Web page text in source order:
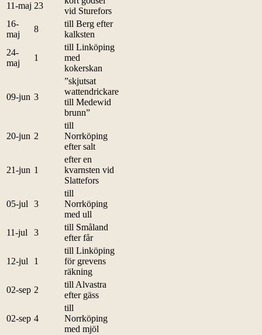
11-maj 23
vid Sturefors
16-
maj
8
till Berg efter
kalksten
24-
maj
1
till Linköping
med
kokerskan
09-jun 3
”skjutsat
wattendrickare
till Medewid
brunn”
20-jun 2
till
Norrköping
efter salt
21-jun 1
efter en
kvarnsten vid
Slattefors
05-jul 3
till
Norrköping
med ull
11-jul
3
till Småland
efter får
12-jul 1
till Linköping
för grevens
räkning
02-sep 2
till Alvastra
efter gäss
02-sep 4
till
Norrköping
med mjöl